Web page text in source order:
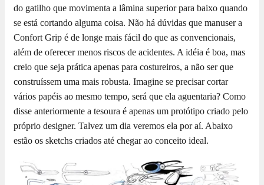
do gatilho que movimenta a lâmina superior para baixo quando
se está cortando alguma coisa. Não há dúvidas que manuser a
Confort Grip é de longe mais fácil do que as convencionais,
além de oferecer menos riscos de acidentes. A idéia é boa, mas
creio que seja prática apenas para costureiros, a não ser que
construíssem uma mais robusta. Imagine se precisar cortar
vários papéis ao mesmo tempo, será que ela aguentaria? Como
disse anteriormente a tesoura é apenas um protótipo criado pelo
próprio designer. Talvez um dia veremos ela por aí. Abaixo
estão os sketchs criados até chegar ao conceito ideal.